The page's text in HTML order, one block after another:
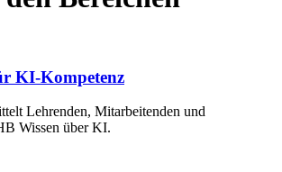
KI-Kompetenz
Lehrenden, Mitarbeitenden und
Wissen über KI.